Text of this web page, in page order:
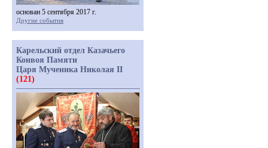
основан 5 сентября 2017 г.
Другие события
Карельский отдел Казачьего
Конвоя Памяти
Царя Мученика Николая II
(121)